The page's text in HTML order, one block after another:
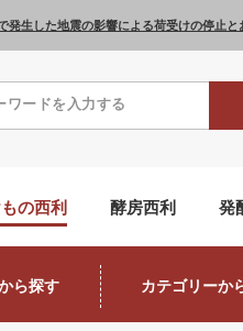
発生した地震の影響による荷受けの停止
の西利 酵房西利 発
ら探す カテゴリーか